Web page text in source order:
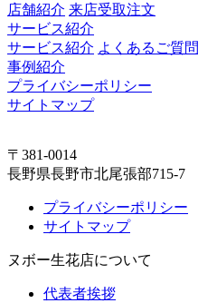
店舗紹介 来店受取注文
サービス紹介
サービス紹介 よくあるご質問
事例紹介
プライバシーポリシー
サイトマップ
〒381-0014
長野県長野市北尾張部715-7
プライバシーポリシー
サイトマップ
ヌボー生花店について
代表者挨拶